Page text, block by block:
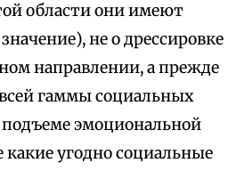
области они имеют
не о дрессировке
направлении, а прежде
гаммы социальных
эмоциональной
угодно социальные